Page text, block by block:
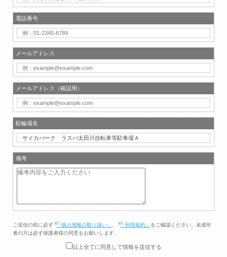
電話番号
メールアドレス
メールアドレス（確認用）
駐輪場名
備考
ご送信の前に必ず 「個人情報の取り扱い」 「利用規約」 をご確認ください。未成年
者の方は必ず保護者様の同意をお願いします。
以上全てに同意して情報を送信する